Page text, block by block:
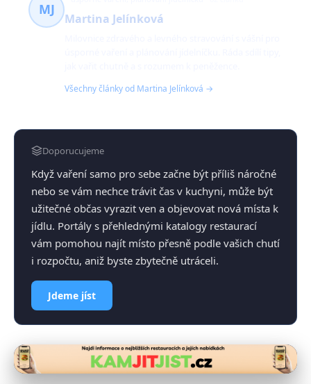
MJ
Martina Jelínková
Všechny články od Martina Jelínková →
Doporucujeme
Když vaření samo pro sebe začne být příliš náročné
nebo se vám nechce trávit čas v kuchyni, může být
užitečné občas vyrazit ven a objevovat nová místa k
jídlu. Portály s přehlednými katalogy restaurací
vám pomohou najít místo přesně podle vašich chutí
i rozpočtu, aniž byste zbytečně utráceli.
Jdeme jíst